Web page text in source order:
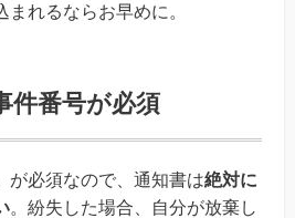
れるならお早めに。
件番号が必須
が必須なので、通知書は絶対に
。紛失した場合、自分が放棄し